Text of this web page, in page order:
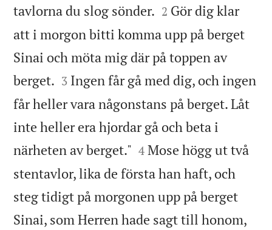
tavlorna du slog sönder. 

2 Gör dig klar
att i morgon bitti komma upp på berget
Sinai och möta mig där på toppen av
berget. 

3 Ingen får gå med dig, och ingen
får heller vara någonstans på berget. Låt
inte heller era hjordar gå och beta i
närheten av berget." 

4 Mose högg ut två
stentavlor, lika de första han haft, och
steg tidigt på morgonen upp på berget
Sinai, som Herren hade sagt till honom,